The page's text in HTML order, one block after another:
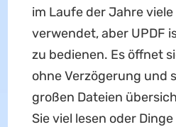
im Laufe der Jahre
verwendet, aber UPDF
zu bedienen. Es öffnet
ohne Verzögerung und
großen Dateien
Sie viel lesen oder